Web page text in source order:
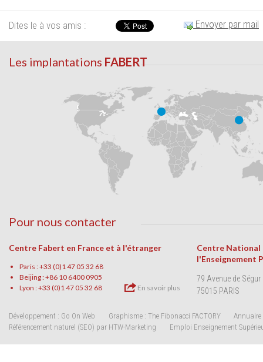
Dites le à vos amis : Envoyer par mail
Les implantations FABERT
Pour nous contacter
Centre Fabert en France et à l'étranger
Paris : +33 (0)1 47 05 32 68
Beijing : +86 10 6400 0905
Lyon : +33 (0)1 47 05 32 68
En savoir plus
Centre National
l'Enseignement
79 Avenue de Ségur
75015 PARIS
Développement : Go On Web Graphisme : The Fibonacci FACTORY
Annuaire
Référencement naturel (SEO) par HTW-Marketing
Emploi Enseignement